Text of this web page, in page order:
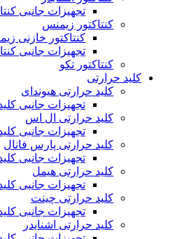
تجهیزات جانبی
کنتاکتور زیمنس
کنتاکتور خازنی
تجهیزات جانبی
کنتاکتور تکو
کلید حرارتی
کلید حرارتی هیوندای
تجهیزات جانبی
کلید حرارتی ال اس
تجهیزات جانبی
کلید حرارتی پارس فانال
تجهیزات جانبی
کلید حرارتی هیمل
تجهیزات جانبی
کلید حرارتی چینت
تجهیزات جانبی
کلید حرارتی اشنایدر